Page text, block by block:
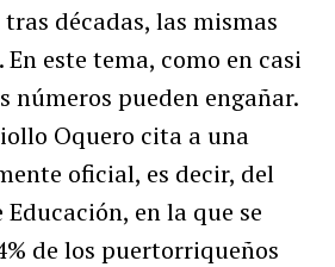
décadas, las mismas
este tema, como en casi
números pueden engañar.
Oquero cita a una
oficial, es decir, del
en la que se
de los puertorriqueños